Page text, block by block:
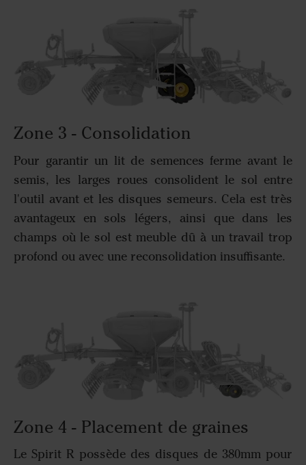
Zone 3 - Consolidation
Pour garantir un lit de semences ferme avant le
semis, les larges roues consolident le sol entre
l'outil avant et les disques semeurs. Cela est très
avantageux en sols légers, ainsi que dans les
champs où le sol est meuble dû à un travail trop
profond ou avec une reconsolidation insuffisante.
Zone 4 - Placement de graines
Le Spirit R possède des disques de 380mm pour